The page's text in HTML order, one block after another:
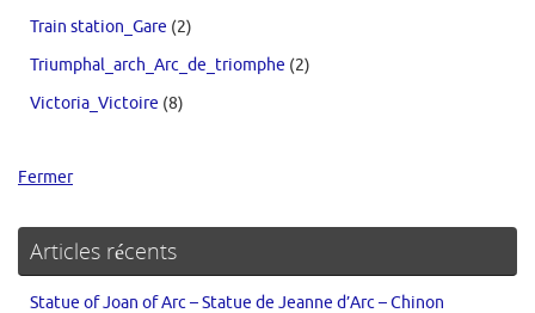
Train station_Gare (2)
Triumphal_arch_Arc_de_triomphe (2)
Victoria_Victoire (8)
Fermer
Articles récents
Statue of Joan of Arc – Statue de Jeanne d’Arc – Chinon